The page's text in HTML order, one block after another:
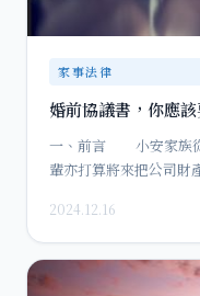
家事法律
婚前協議書，你應
一、前言 小安家族從
輩亦打算將來把公司
2024.12.16